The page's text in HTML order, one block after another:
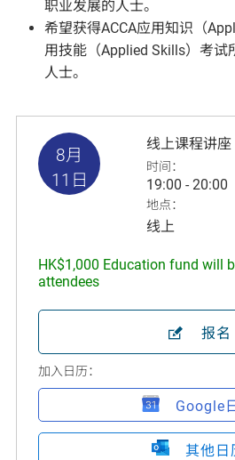
职业发展的人士。
希望获得ACCA应用知识（
用技能（Applied Skills）考试
人士。
8月
11日
线上课程讲座
时间：
19:00 - 20:00
地点：
线上
HK$1,000 Education fund will
attendees
报名
加入日历：
Google
其他日